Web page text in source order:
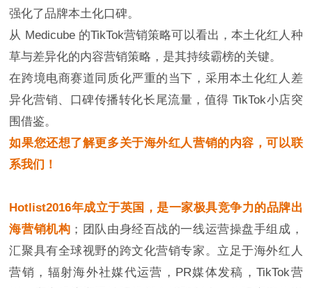
强化了品牌本土化口碑。
从 Medicube 的TikTok营销策略可以看出，本土化红人种
草与差异化的内容营销策略，是其持续霸榜的关键。
在跨境电商赛道同质化严重的当下，采用本土化红人差
异化营销、口碑传播转化长尾流量，值得 TikTok小店突
围借鉴。
如果您还想了解更多关于海外红人营销的内容，可以联
系我们！
Hotlist2016年成立于英国，是一家极具竞争力的品牌出
海营销机构 ；团队由身经百战的一线运营操盘手组成，
汇聚具有全球视野的跨文化营销专家。立足于海外红人
营销，辐射海外社媒代运营，PR媒体发稿，TikTok营